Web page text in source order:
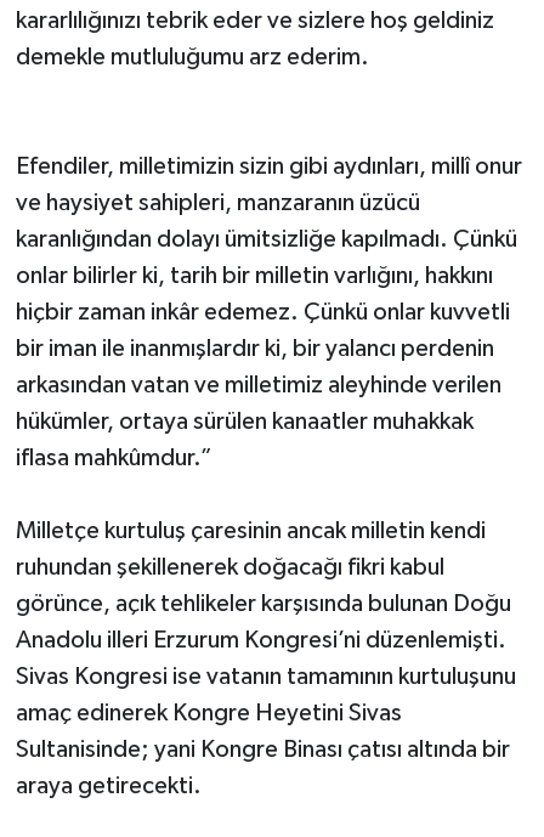
kararlılığınızı tebrik eder ve sizlere hoş geldiniz
demekle mutluluğumu arz ederim.
Efendiler, milletimizin sizin gibi aydınları, millî onur
ve haysiyet sahipleri, manzaranın üzücü
karanlığından dolayı ümitsizliğe kapılmadı. Çünkü
onlar bilirler ki, tarih bir milletin varlığını, hakkını
hiçbir zaman inkâr edemez. Çünkü onlar kuvvetli
bir iman ile inanmışlardır ki, bir yalancı perdenin
arkasından vatan ve milletimiz aleyhinde verilen
hükümler, ortaya sürülen kanaatler muhakkak
iflasa mahkûmdur.”
Milletçe kurtuluş çaresinin ancak milletin kendi
ruhundan şekillenerek doğacağı fikri kabul
görünce, açık tehlikeler karşısında bulunan Doğu
Anadolu illeri Erzurum Kongresi’ni düzenlemişti.
Sivas Kongresi ise vatanın tamamının kurtuluşunu
amaç edinerek Kongre Heyetini Sivas
Sultanisinde; yani Kongre Binası çatısı altında bir
araya getirecekti.